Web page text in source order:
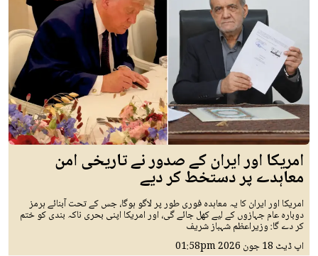
امریکا اور ایران کے صدور نے تاریخی امن
معاہدے پر دستخط کر دیے
امریکا اور ایران کا یہ معاہدہ فوری طور پر لاگو ہوگا، جس کے تحت آبنائے ہرمز
دوبارہ عام جہازوں کے لیے کھل جائے گی، اور امریکا اپنی بحری ناکہ بندی کو ختم
کر دے گا: وزیراعظم شہباز شریف
اپ ڈیٹ 18 جون 2026 01:58pm